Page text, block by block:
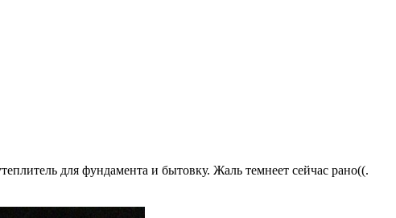
для фундамента и бытовку. Жаль темнеет сейчас рано((.